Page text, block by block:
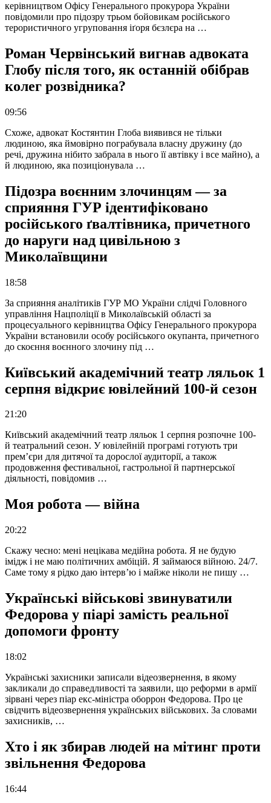
керівництвом Офісу Генерального прокурора України
повідомили про підозру трьом бойовикам російського
терористичного угруповання іґоря бєзлєра на …
Роман Червінський вигнав адвоката
Глобу після того, як останній обібрав
колег розвідника?
09:56
Схоже, адвокат Костянтин Глоба виявився не тільки
людиною, яка ймовірно пограбувала власну дружину (до
речі, дружина нібито забрала в нього її автівку і все майно), а
й людиною, яка позиціонувала …
Підозра воєнним злочинцям — за
сприяння ГУР ідентифіковано
російського ґвалтівника, причетного
до наруги над цивільною з
Миколаївщини
18:58
За сприяння аналітиків ГУР МО України слідчі Головного
управління Нацполіції в Миколаївській області за
процесуального керівництва Офісу Генерального прокурора
України встановили особу російського окупанта, причетного
до скоєння воєнного злочину під …
Київський академічний театр ляльок 1
серпня відкриє ювілейний 100-й сезон
21:20
Київський академічний театр ляльок 1 серпня розпочне 100-
й театральний сезон. У ювілейній програмі готують три
прем’єри для дитячої та дорослої аудиторії, а також
продовження фестивальної, гастрольної й партнерської
діяльності, повідомив …
Моя робота — війна
20:22
Скажу чесно: мені нецікава медійна робота. Я не будую
імідж і не маю політичних амбіцій. Я займаюся війною. 24/7.
Саме тому я рідко даю інтерв’ю і майже ніколи не пишу …
Українські військові звинуватили
Федорова у піарі замість реальної
допомоги фронту
18:02
Українські захисники записали відеозвернення, в якому
закликали до справедливості та заявили, що реформи в армії
зірвані через піар екс-міністра оборрон Федорова. Про це
свідчить відеозвернення українських військових. За словами
захисників, …
Хто і як збирав людей на мітинг проти
звільнення Федорова
16:44